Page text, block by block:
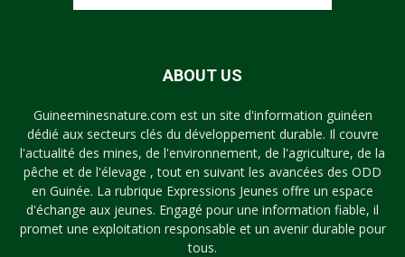
ABOUT US
Guineeminesnature.com est un site d'information guinéen
dédié aux secteurs clés du développement durable. Il couvre
l'actualité des mines, de l'environnement, de l'agriculture, de la
pêche et de l'élevage , tout en suivant les avancées des ODD
en Guinée. La rubrique Expressions Jeunes offre un espace
d'échange aux jeunes. Engagé pour une information fiable, il
promet une exploitation responsable et un avenir durable pour
tous.